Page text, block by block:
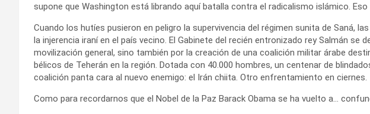
supone que Washington está librando aquí batalla contra el radicalismo islámico. Eso
Cuando los hutíes pusieron en peligro la supervivencia del régimen sunita de Saná,
la injerencia iraní en el país vecino. El Gabinete del recién entronizado rey Salmán se
movilización general, sino también por la creación de una coalición militar árabe
bélicos de Teherán en la región. Dotada con 40.000 hombres, un centenar de
coalición panta cara al nuevo enemigo: el Irán chiita. Otro enfrentamiento en ciernes.
Como para recordarnos que el Nobel de la Paz Barack Obama se ha vuelto a…